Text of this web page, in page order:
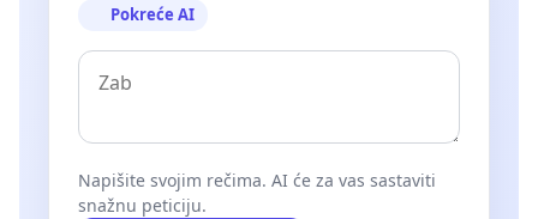
Pokreće AI
Napišite svojim rečima. AI će za vas sastaviti
snažnu peticiju.